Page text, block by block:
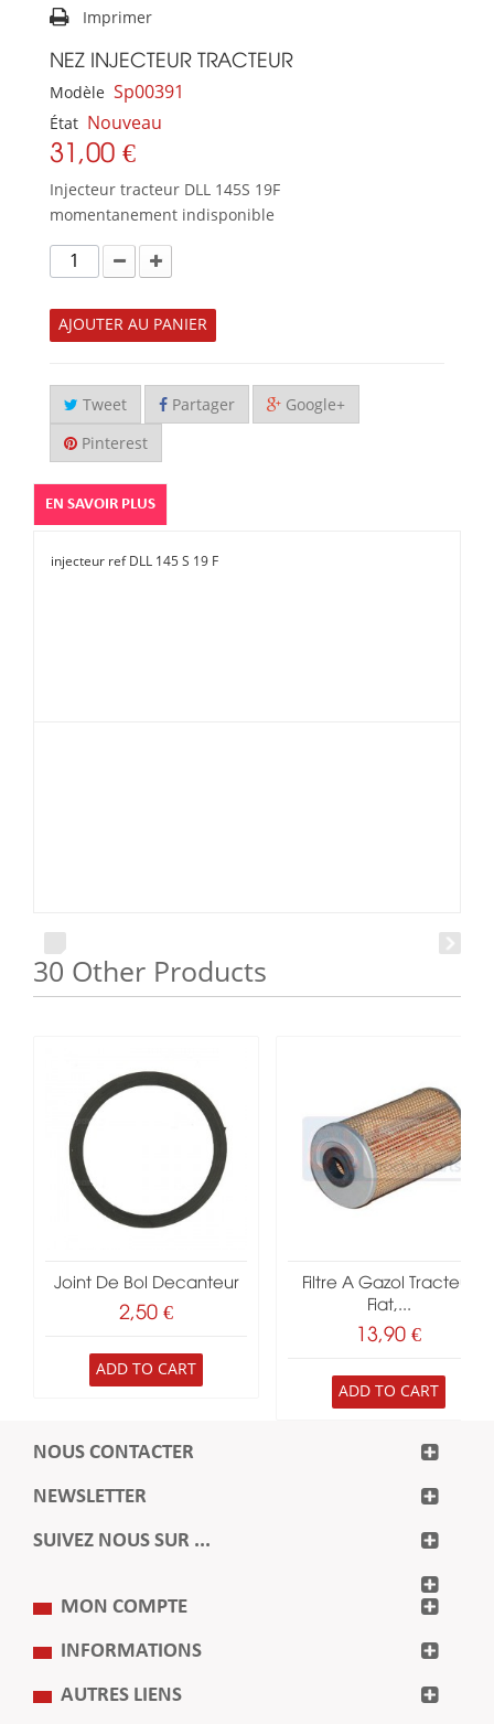
Imprimer
NEZ INJECTEUR TRACTEUR
Modèle Sp00391
État Nouveau
31,00 €
Injecteur tracteur DLL 145S 19F
momentanement indisponible
AJOUTER AU PANIER
Tweet Partager Google+
Pinterest
EN SAVOIR PLUS
injecteur ref DLL 145 S 19 F
30 Other Products
Joint De Bol Decanteur
2,50 €
ADD TO CART
Filtre A Gazol Tracteur
Fiat,...
13,90 €
ADD TO CART
NOUS CONTACTER
NEWSLETTER
SUIVEZ NOUS SUR ...
MON COMPTE
INFORMATIONS
AUTRES LIENS